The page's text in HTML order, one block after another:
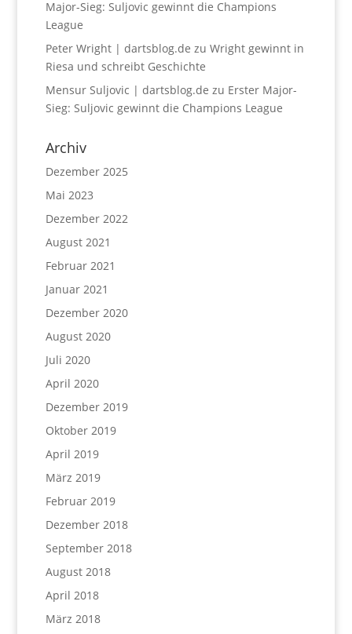
Major-Sieg: Suljovic gewinnt die Champions
League
Peter Wright | dartsblog.de zu Wright gewinnt in
Riesa und schreibt Geschichte
Mensur Suljovic | dartsblog.de zu Erster Major-
Sieg: Suljovic gewinnt die Champions League
Archiv
Dezember 2025
Mai 2023
Dezember 2022
August 2021
Februar 2021
Januar 2021
Dezember 2020
August 2020
Juli 2020
April 2020
Dezember 2019
Oktober 2019
April 2019
März 2019
Februar 2019
Dezember 2018
September 2018
August 2018
April 2018
März 2018